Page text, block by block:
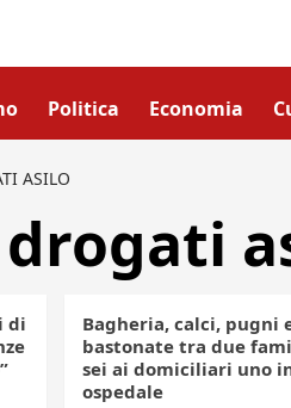
Politica Economia
ASILO
di
Bagheria, calci, pugni
bastonate tra due
sei ai domiciliari uno
ospedale